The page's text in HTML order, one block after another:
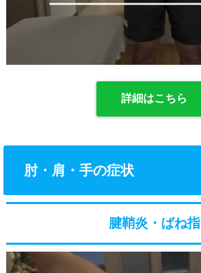
詳細はこちら
肘・肩・手の症状
腱鞘炎・ばね指